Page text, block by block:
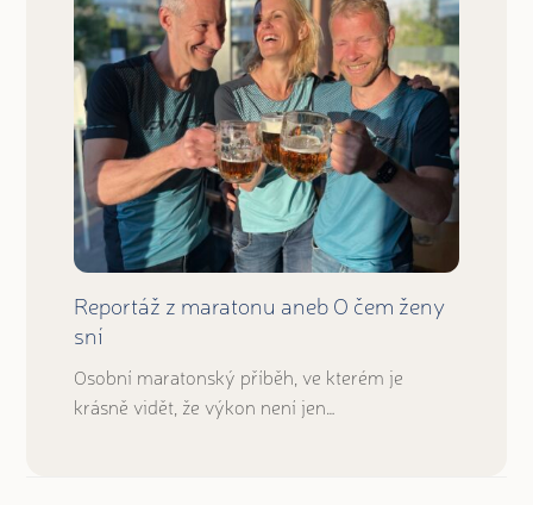
Reportáž z maratonu aneb O čem ženy
sní
Osobní maratonský příběh, ve kterém je
krásně vidět, že výkon není jen…